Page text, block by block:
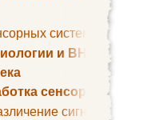
систем
и ВНД
сенсорных
сигналов.